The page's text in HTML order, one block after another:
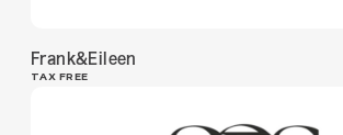
Frank&Eileen
TAX FREE